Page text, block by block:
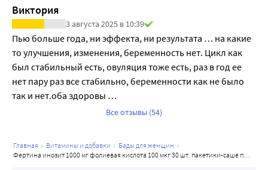
сперматогенеза) и тестостерона возрастают) [12];
качество спермы улучшается (увеличивается
концентрация, общее количество и количество
прогрессивно подвижных сперматозоидов, улучшаются
морфологические свойства спермы) [13, 14]. Прием
инозитола благоприятно влияет на состояние кожи,
способствует ускорению репаративных процессов в ней
[15]. Доказана важная роль инозитола в процессах роста
ФОЛИЕВАЯ КИСЛОТА Фолиевая кислота является
Виктория
3 августа 2025 в 10:39
Пью больше года, ни эффекта, ни результата … на какие
то улучшения, изменения, беременность нет. Цикл как
был стабильный есть, овуляция тоже есть, раз в год ее
нет пару раз все стабильно, беременности как не было
так и нет.оба здоровы …
Все отзывы (54)
главная витамины и добавки
бады для женщин
фертина инозит 1000 мг фолиевая кислота 100 мкг 30 шт. пакетики-саше по 3 г